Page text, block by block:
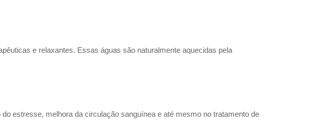
e relaxantes. Essas águas são naturalmente aquecidas pela
estresse, melhora da circulação sanguínea e até mesmo no tratamento de